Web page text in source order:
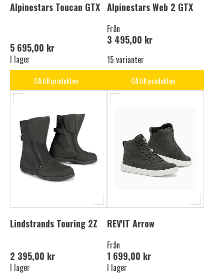
Alpinestars Toucan GTX
5 695,00 kr
I lager
Gå till produkten
Alpinestars Web 2 GTX
Från
3 495,00 kr
15 varianter
Gå till produkten
Lindstrands Touring 2Z
2 395,00 kr
I lager
REV'IT Arrow
Från
1 699,00 kr
I lager